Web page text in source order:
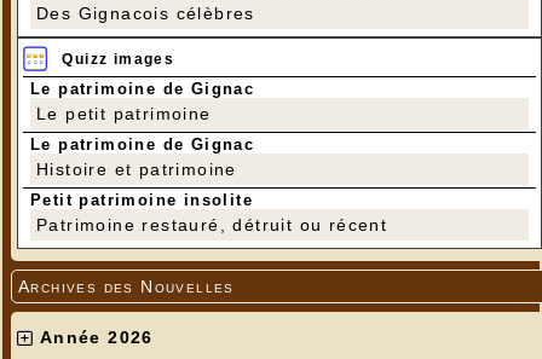
Des Gignacois célèbres
Quizz images
Le patrimoine de Gignac
Le petit patrimoine
Le patrimoine de Gignac
Histoire et patrimoine
Petit patrimoine insolite
Patrimoine restauré, détruit ou récent
Archives des Nouvelles
Année 2026